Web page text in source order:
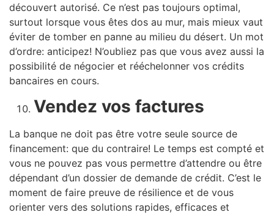
découvert autorisé. Ce n’est pas toujours optimal,
surtout lorsque vous êtes dos au mur, mais mieux vaut
éviter de tomber en panne au milieu du désert. Un mot
d’ordre: anticipez! N’oubliez pas que vous avez aussi la
possibilité de négocier et rééchelonner vos crédits
bancaires en cours.
Vendez vos factures
La banque ne doit pas être votre seule source de
financement: que du contraire! Le temps est compté et
vous ne pouvez pas vous permettre d’attendre ou être
dépendant d’un dossier de demande de crédit. C’est le
moment de faire preuve de résilience et de vous
orienter vers des solutions rapides, efficaces et